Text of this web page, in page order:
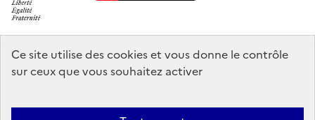
Ce site utilise des cookies et vous donne le contrôle
sur ceux que vous souhaitez activer
education.gouv.fr
enseignementsup-recherche.gouv.fr